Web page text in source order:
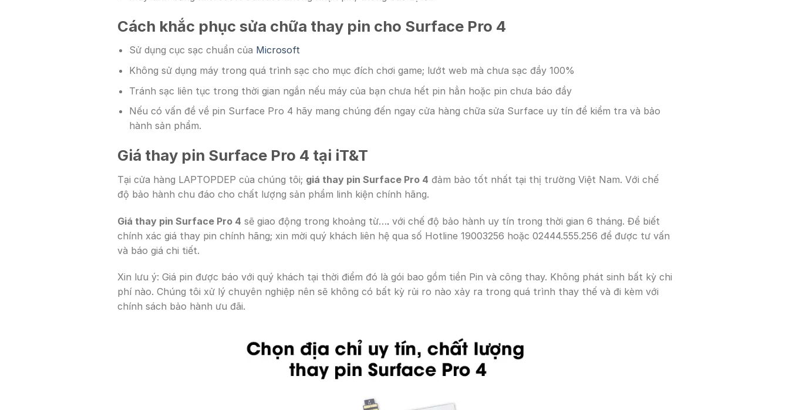
Cách khắc phục sửa chữa thay pin cho Surface Pro 4
Sử dụng cục sạc chuẩn của Microsoft
Không sử dụng máy trong quá trình sạc cho mục đích chơi game; lướt web mà chưa sạc đầy 100%
Tránh sạc liên tục trong thời gian ngắn nếu máy của bạn chưa hết pin hẳn hoặc pin chưa báo đầy
Nếu có vấn đề về pin Surface Pro 4 hãy mang chúng đến ngay cửa hàng chữa sửa Surface uy tín để kiểm tra và bảo
hành sản phẩm.
Giá thay pin Surface Pro 4 tại iT&T
Tại cửa hàng LAPTOPDEP của chúng tôi; giá thay pin Surface Pro 4 đảm bảo tốt nhất tại thị trường Việt Nam. Với chế
độ bảo hành chu đáo cho chất lượng sản phẩm linh kiện chính hãng.
Giá thay pin Surface Pro 4 sẽ giao động trong khoảng từ…. với chế độ bảo hành uy tín trong thời gian 6 tháng. Để biết
chính xác giá thay pin chính hãng; xin mời quý khách liên hệ qua số Hotline 19003256 hoặc 02444.555.256 để được tư vấn
và báo giá chi tiết.
Xin lưu ý: Giá pin được báo với quý khách tại thời điểm đó là gói bao gồm tiền Pin và công thay. Không phát sinh bất kỳ chi
phí nào. Chúng tôi xử lý chuyên nghiệp nên sẽ không có bất kỳ rủi ro nào xảy ra trong quá trình thay thế và đi kèm với
chính sách bảo hành ưu đãi.